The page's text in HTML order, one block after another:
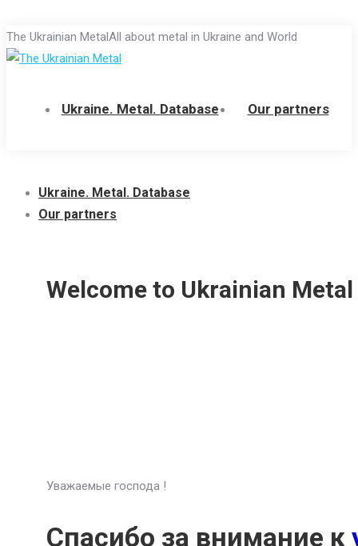
Skip
to
The Ukrainian MetalAll about metal in Ukraine and World
Ukraine. Metal. Database Our partners
Ukraine. Metal. Database
Our partners
Welcome to Ukrainian Metal
Уважаемые господа !
Спасибо за внимание к